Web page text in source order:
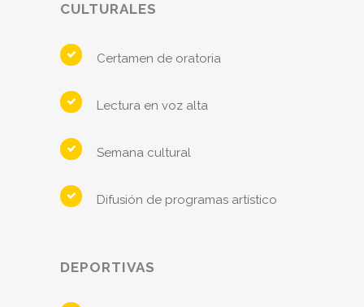
CULTURALES
Certamen de oratoria
Lectura en voz alta
Semana cultural
Difusión de programas artístico
DEPORTIVAS